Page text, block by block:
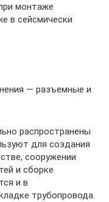
монтаже
в сейсмически
— разъемные и
распространены
для создания
сооружении
и сборке
и в
трубопровода.